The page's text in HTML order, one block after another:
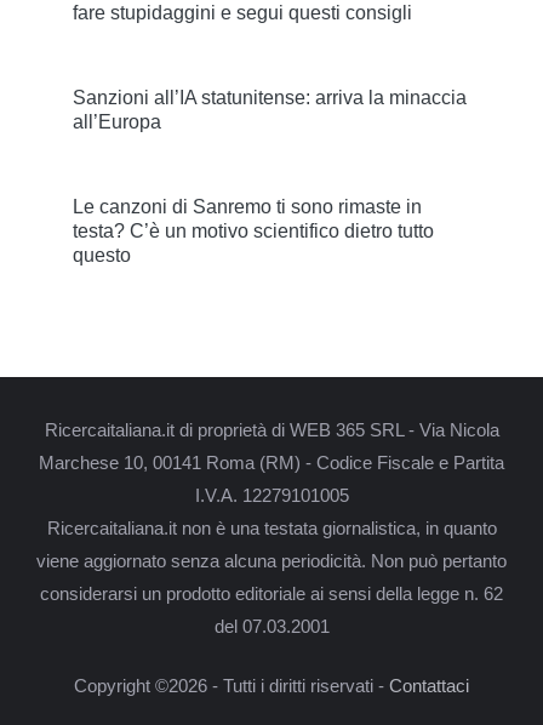
fare stupidaggini e segui questi consigli
Sanzioni all’IA statunitense: arriva la minaccia
all’Europa
Le canzoni di Sanremo ti sono rimaste in
testa? C’è un motivo scientifico dietro tutto
questo
Ricercaitaliana.it di proprietà di WEB 365 SRL - Via Nicola
Marchese 10, 00141 Roma (RM) - Codice Fiscale e Partita
I.V.A. 12279101005
Ricercaitaliana.it non è una testata giornalistica, in quanto
viene aggiornato senza alcuna periodicità. Non può pertanto
considerarsi un prodotto editoriale ai sensi della legge n. 62
del 07.03.2001
Copyright ©2026 - Tutti i diritti riservati - Contattaci